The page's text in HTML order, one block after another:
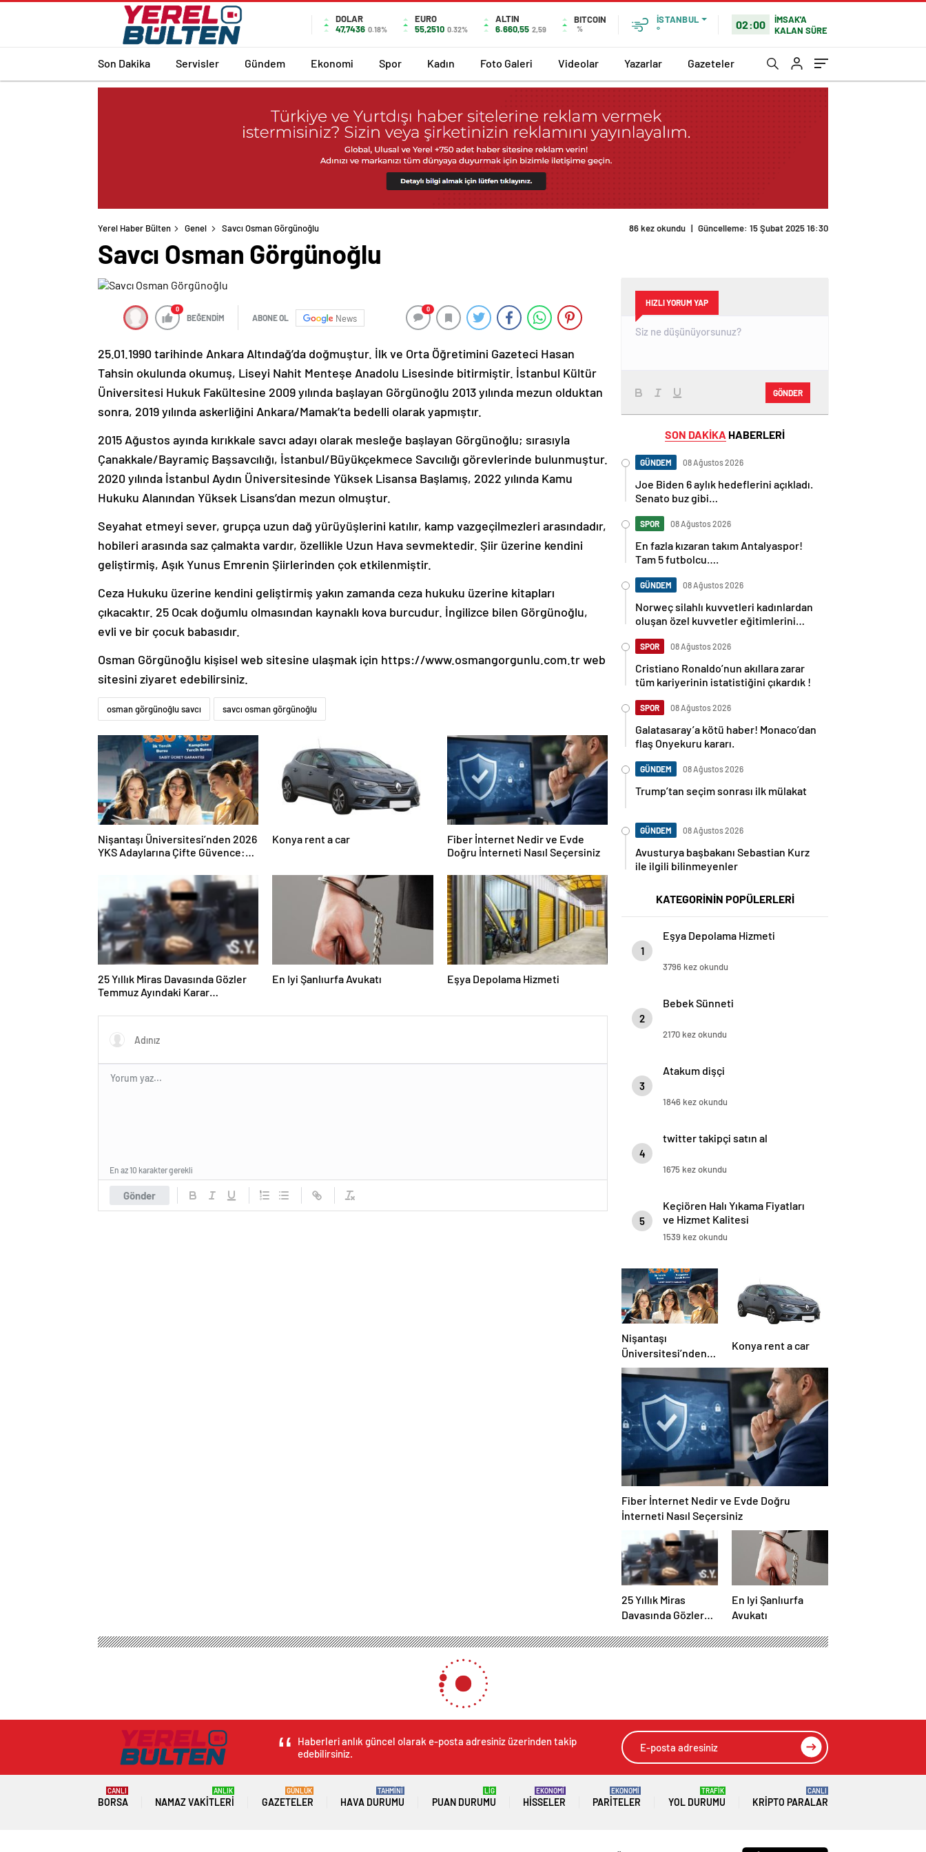
DOLAR
47,7436 0.18%
EURO
55,2510 0.32%
ALTIN
6.660,55 2,59
BITCOIN
%
İSTANBUL
°
02:00
İMSAK'A
KALAN SÜRE
Son Dakika Servisler Gündem Ekonomi Spor Kadın Foto Galeri Videolar Yazarlar Gazeteler
Yerel Haber Bülten Genel Savcı Osman Görgünoğlu 86 kez okundu | Güncelleme: 15 Şubat 2025 16:30
Savcı Osman Görgünoğlu
0
BEĞENDİM ABONE OL News
0
25.01.1990 tarihinde Ankara Altındağ’da doğmuştur. İlk ve Orta Öğretimini Gazeteci Hasan
Tahsin okulunda okumuş, Liseyi Nahit Menteşe Anadolu Lisesinde bitirmiştir. İstanbul Kültür
Üniversitesi Hukuk Fakültesine 2009 yılında başlayan Görgünoğlu 2013 yılında mezun olduktan
sonra, 2019 yılında askerliğini Ankara/Mamak’ta bedelli olarak yapmıştır.
2015 Ağustos ayında kırıkkale savcı adayı olarak mesleğe başlayan Görgünoğlu; sırasıyla
Çanakkale/Bayramiç Başsavcılığı, İstanbul/Büyükçekmece Savcılığı görevlerinde bulunmuştur.
2020 yılında İstanbul Aydın Üniversitesinde Yüksek Lisansa Başlamış, 2022 yılında Kamu
Hukuku Alanından Yüksek Lisans’dan mezun olmuştur.
Seyahat etmeyi sever, grupça uzun dağ yürüyüşlerini katılır, kamp vazgeçilmezleri arasındadır,
hobileri arasında saz çalmakta vardır, özellikle Uzun Hava sevmektedir. Şiir üzerine kendini
geliştirmiş, Aşık Yunus Emrenin Şiirlerinden çok etkilenmiştir.
Ceza Hukuku üzerine kendini geliştirmiş yakın zamanda ceza hukuku üzerine kitapları
çıkacaktır. 25 Ocak doğumlu olmasından kaynaklı kova burcudur. İngilizce bilen Görgünoğlu,
evli ve bir çocuk babasıdır.
Osman Görgünoğlu kişisel web sitesine ulaşmak için https://www.osmangorgunlu.com.tr web
sitesini ziyaret edebilirsiniz.
osman görgünoğlu savcı savcı osman görgünoğlu
Nişantaşı Üniversitesi’nden 2026
YKS Adaylarına Çifte Güvence:
Konya rent a car
Fiber İnternet Nedir ve Evde
Doğru İnterneti Nasıl Seçersiniz
25 Yıllık Miras Davasında Gözler
Temmuz Ayındaki Karar
En Iyi Şanlıurfa Avukatı Eşya Depolama Hizmeti
Gönder
En az 10 karakter gerekli
HIZLI YORUM YAP
GÖNDER
SON DAKİKA HABERLERİ
GÜNDEM 08 Ağustos 2026
Joe Biden 6 aylık hedeflerini açıkladı.
Senato buz gibi…
SPOR 08 Ağustos 2026
En fazla kızaran takım Antalyaspor!
Tam 5 futbolcu….
GÜNDEM 08 Ağustos 2026
Norweç silahlı kuvvetleri kadınlardan
oluşan özel kuvvetler eğitimlerini
SPOR 08 Ağustos 2026
Cristiano Ronaldo’nun akıllara zarar
tüm kariyerinin istatistiğini çıkardık !
SPOR 08 Ağustos 2026
Galatasaray’a kötü haber! Monaco’dan
flaş Onyekuru kararı.
GÜNDEM 08 Ağustos 2026
Trump’tan seçim sonrası ilk mülakat
GÜNDEM 08 Ağustos 2026
Avusturya başbakanı Sebastian Kurz
ile ilgili bilinmeyenler
KATEGORİNİN POPÜLERLERİ
1
Eşya Depolama Hizmeti
3796 kez okundu
2
Bebek Sünneti
2170 kez okundu
3
Atakum dişçi
1846 kez okundu
4
twitter takipçi satın al
1675 kez okundu
5
Keçiören Halı Yıkama Fiyatları
ve Hizmet Kalitesi
1539 kez okundu
Nişantaşı
Üniversitesi’nden
2026 YKS
Adaylarına Çifte
Güvence: Sabit
Ücret ve Kesintisiz
Burs
Konya rent a car
Fiber İnternet Nedir ve Evde Doğru
İnterneti Nasıl Seçersiniz
25 Yıllık Miras
Davasında Gözler
Karar Duruşmasına
En Iyi Şanlıurfa
Avukatı
Haberleri anlık güncel olarak e-posta adresiniz üzerinden takip
edebilirsiniz.
BORSA
CANLI
NAMAZ VAKITLERI
ANLIK
GAZETELER
GÜNLÜK
HAVA DURUMU
TAHMİNİ
PUAN DURUMU
LİG
HISSELER
EKONOMİ
PARITELER
EKONOMİ
YOL DURUMU
TRAFİK
KRIPTO PARALAR
CANLI